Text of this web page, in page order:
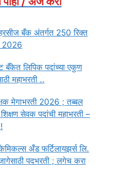
बँक अंतर्गत 250 रिक्त
2026
बँकेत लिपिक पदांच्या एकुण
महाभरती ..
मेगाभरती 2026 ; तब्बल
सेवक पदांची महाभरती –
अँड फर्टिलायझर्स लि.
पदभरती ; लगेच करा